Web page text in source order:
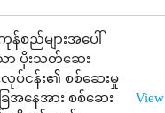
စည်များအပေါ်
ာ ပိုးသတ်ဆေး
လုပ်ငန်း၏ စစ်ဆေးမှု
နေအား စစ်ဆေး
View